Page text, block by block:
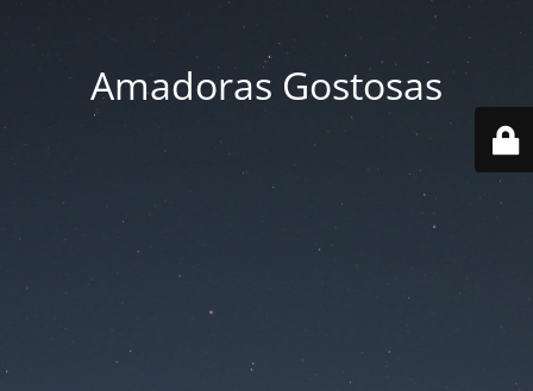
Amadoras Gostosas